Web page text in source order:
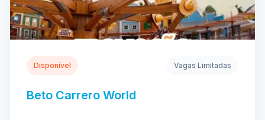
Disponível Vagas Limitadas
Beto Carrero World